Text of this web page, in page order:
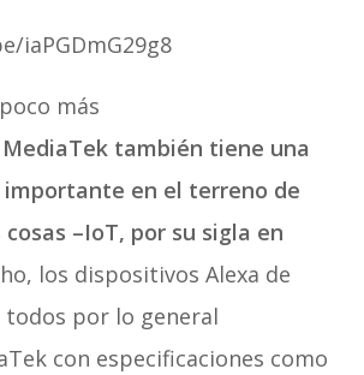
iaPGDmG29g8
más
MediaTek también tiene una
importante en el terreno de
–IoT, por su sigla en
los dispositivos Alexa de
todos por lo general
con especificaciones como